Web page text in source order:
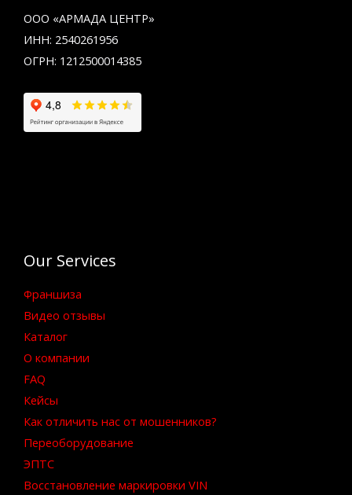
ООО «АРМАДА ЦЕНТР»
ИНН: 2540261956
ОГРН: 1212500014385
Our Services
Франшиза
Видео отзывы
Каталог
О компании
FAQ
Кейсы
Как отличить нас от мошенников?
Переоборудование
ЭПТС
Восстановление маркировки VIN